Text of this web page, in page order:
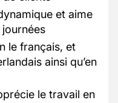
et aime
le français, et
ainsi qu’en
le travail en